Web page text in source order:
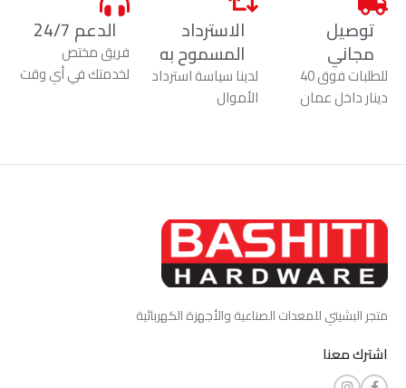
توصيل
مجاني
للطلبات فوق 40
دينار داخل عمان
الاسترداد
المسموح به
لدينا سياسة استرداد
الأموال
الدعم 24/7
فريق مختص
لخدمتك في أي وقت
متجر البشيتي للمعدات الصناعية والأجهزة الكهربائية
اشترك معنا